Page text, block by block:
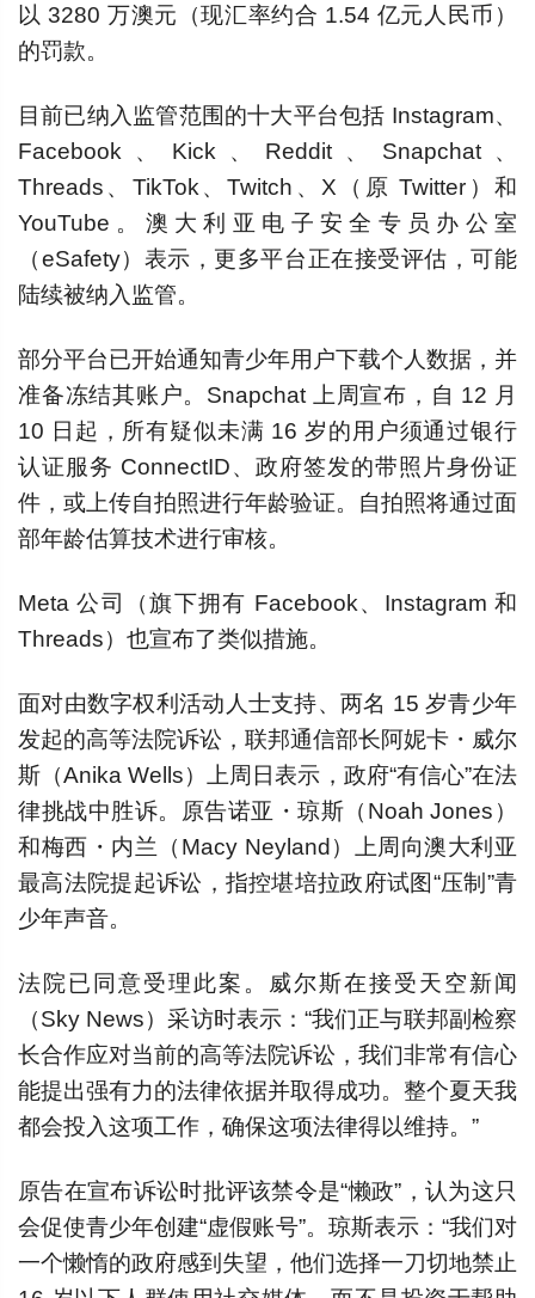
以 3280 万澳元（现汇率约合 1.54 亿元人民币）
的罚款。
目前已纳入监管范围的十大平台包括 Instagram、
Facebook、Kick、Reddit、Snapchat、
Threads、TikTok、Twitch、X（原 Twitter）和
YouTube。澳大利亚电子安全专员办公室
（eSafety）表示，更多平台正在接受评估，可能
陆续被纳入监管。
部分平台已开始通知青少年用户下载个人数据，并
准备冻结其账户。Snapchat 上周宣布，自 12 月
10 日起，所有疑似未满 16 岁的用户须通过银行
认证服务 ConnectID、政府签发的带照片身份证
件，或上传自拍照进行年龄验证。自拍照将通过面
部年龄估算技术进行审核。
Meta 公司（旗下拥有 Facebook、Instagram 和
Threads）也宣布了类似措施。
面对由数字权利活动人士支持、两名 15 岁青少年
发起的高等法院诉讼，联邦通信部长阿妮卡・威尔
斯（Anika Wells）上周日表示，政府“有信心”在法
律挑战中胜诉。原告诺亚・琼斯（Noah Jones）
和梅西・内兰（Macy Neyland）上周向澳大利亚
最高法院提起诉讼，指控堪培拉政府试图“压制”青
少年声音。
法院已同意受理此案。威尔斯在接受天空新闻
（Sky News）采访时表示：“我们正与联邦副检察
长合作应对当前的高等法院诉讼，我们非常有信心
能提出强有力的法律依据并取得成功。整个夏天我
都会投入这项工作，确保这项法律得以维持。”
原告在宣布诉讼时批评该禁令是“懒政”，认为这只
会促使青少年创建“虚假账号”。琼斯表示：“我们对
一个懒惰的政府感到失望，他们选择一刀切地禁止